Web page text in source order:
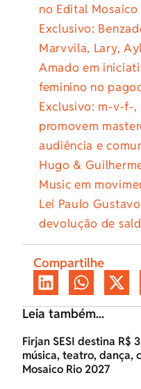
no Edital
Exclusivo:
Marvvila, Lary,
Amado em
feminino no
Exclusivo: m-v-f-,
promovem
audiência e
Hugo &
Music em
Lei Paulo
devolução de
Compartilhe
Leia também...
Firjan SESI destina R$
música, teatro, dança,
Mosaico Rio 2027